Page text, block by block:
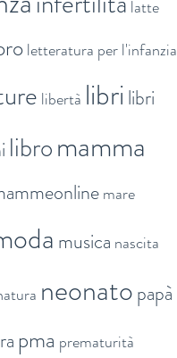
latte
letteratura per l'infanzia
libertà libri libri
libromamma
mare
musica nascita
neonatopapà
pma prematurità